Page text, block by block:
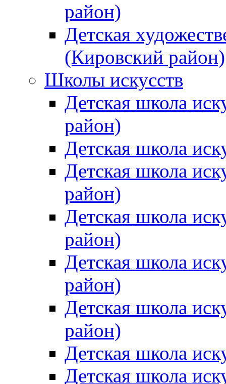
район)
Детская
(Кировский район)
Школы искусств
Детская школа
район)
Детская школа
Детская школа
район)
Детская школа
район)
Детская школа
район)
Детская школа
район)
Детская школа
Детская школа